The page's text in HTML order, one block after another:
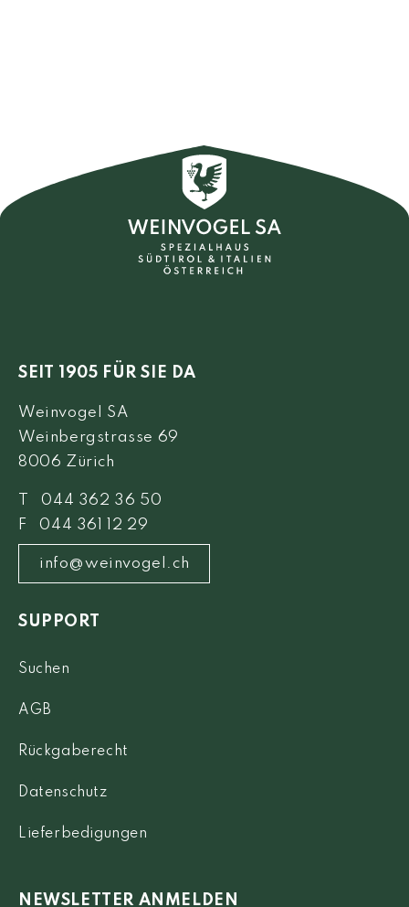
SEIT 1905 FÜR SIE DA
Weinvogel SA
Weinbergstrasse 69
8006 Zürich
T 044 362 36 50
F 044 361 12 29
info@weinvogel.ch
SUPPORT
Suchen
AGB
Rückgaberecht
Datenschutz
Lieferbedigungen
NEWSLETTER ANMELDEN